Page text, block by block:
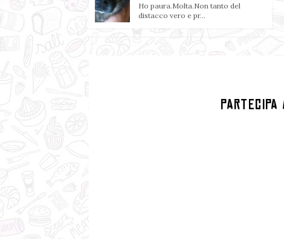
Ho paura.Molta.Non tanto del
distacco vero e pr...
PARTECIPA